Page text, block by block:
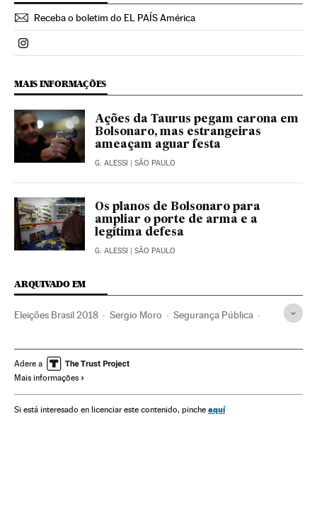
Receba o boletim do EL PAÍS América
Politica El País Brasil en Instagram
MAIS INFORMAÇÕES
Ações da Taurus pegam carona em
Bolsonaro, mas estrangeiras
ameaçam aguar festa
G. ALESSI | SÃO PAULO
Os planos de Bolsonaro para
ampliar o porte de arma e a
legítima defesa
G. ALESSI | SÃO PAULO
ARQUIVADO EM
Eleições Brasil 2018 Sergio Moro Segurança Pública
Eleições Brasil Jair Bolsonaro
Ministério da Justiça e Segurança Pública
Segurança civil Partidos conservadores Conservadores
Adere a
Mais informações
Si está interesado en licenciar este contenido, pinche aquí